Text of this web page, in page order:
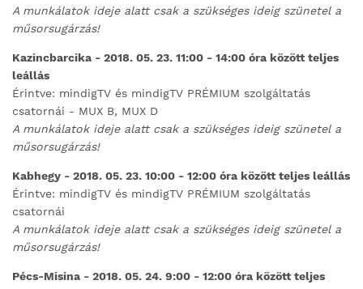
A munkálatok ideje alatt csak a szükséges ideig szünetel a
műsorsugárzás!
Kazincbarcika - 2018. 05. 23. 11:00 - 14:00 óra között teljes
leállás
Érintve: mindigTV és mindigTV PRÉMIUM szolgáltatás
csatornái - MUX B, MUX D
A munkálatok ideje alatt csak a szükséges ideig szünetel a
műsorsugárzás!
Kabhegy - 2018. 05. 23. 10:00 - 12:00 óra között teljes leállás
Érintve: mindigTV és mindigTV PRÉMIUM szolgáltatás
csatornái
A munkálatok ideje alatt csak a szükséges ideig szünetel a
műsorsugárzás!
Pécs-Misina - 2018. 05. 24. 9:00 - 12:00 óra között teljes